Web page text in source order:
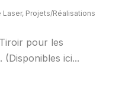
Laser, Projets/Réalisations
pour les
(Disponibles ici...